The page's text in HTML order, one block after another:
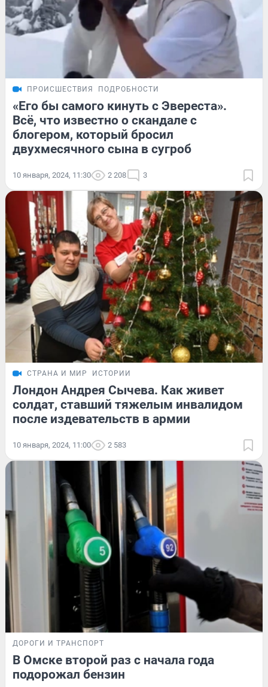
ПРОИСШЕСТВИЯ ПОДРОБНОСТИ
«Его бы самого кинуть с Эвереста».
Всё, что известно о скандале с
блогером, который бросил
двухмесячного сына в сугроб
10 января, 2024, 11:30 2 208 3
СТРАНА И МИР ИСТОРИИ
Лондон Андрея Сычева. Как живет
солдат, ставший тяжелым инвалидом
после издевательств в армии
10 января, 2024, 11:00 2 583
ДОРОГИ И ТРАНСПОРТ
В Омске второй раз с начала года
подорожал бензин